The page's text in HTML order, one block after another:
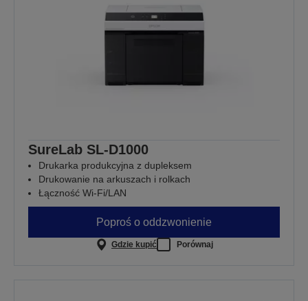
SureLab SL-D1000
Drukarka produkcyjna z dupleksem
Drukowanie na arkuszach i rolkach
Łączność Wi-Fi/LAN
Poproś o oddzwonienie
Gdzie kupić Porównaj